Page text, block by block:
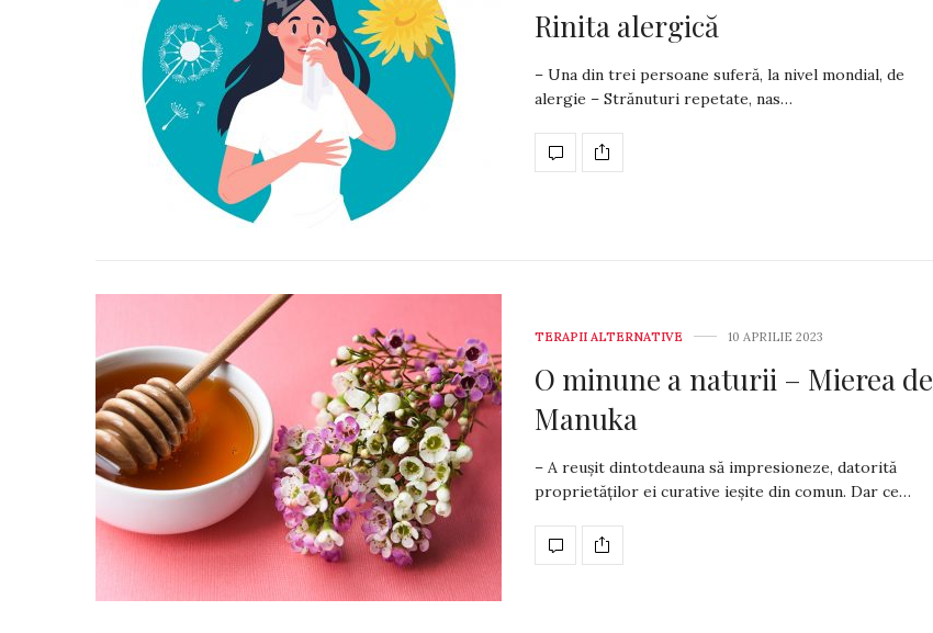
Rinita alergică
– Una din trei persoane suferă, la nivel mondial, de
alergie – Strănuturi repetate, nas…
TERAPII ALTERNATIVE 10 APRILIE 2023
O minune a naturii – Mierea de
Manuka
– A reușit dintotdeauna să impresioneze, datorită
proprie­tăților ei curative ieșite din co­mun. Dar ce…